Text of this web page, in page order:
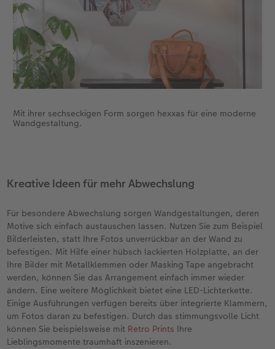
Mit ihrer sechseckigen Form sorgen hexxas für eine moderne
Wandgestaltung.
Kreative Ideen für mehr Abwechslung
Für besondere Abwechslung sorgen Wandgestaltungen, deren
Motive sich einfach austauschen lassen. Nutzen Sie zum Beispiel
Bilderleisten, statt Ihre Fotos unverrückbar an der Wand zu
befestigen. Mit Hilfe einer hübsch lackierten Holzplatte, an der
Ihre Bilder mit Metallklemmen oder Masking Tape angebracht
werden, können Sie das Arrangement einfach immer wieder
ändern. Eine weitere Möglichkeit bietet eine LED-Lichterkette.
Einige Ausführungen verfügen bereits über integrierte Klammern,
um Fotos daran zu befestigen. Durch das stimmungsvolle Licht
können Sie beispielsweise mit Retro Prints Ihre
Lieblingsmomente traumhaft inszenieren.